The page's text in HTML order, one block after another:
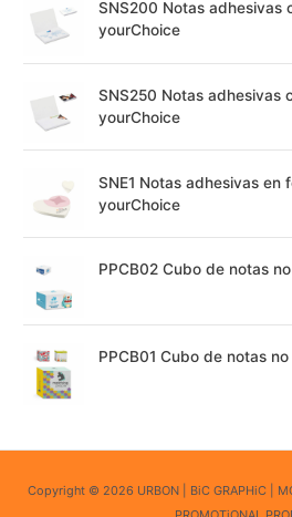
SNS200 Notas adhesivas
yourChoice
SNS250 Notas adhesivas
yourChoice
SNE1 Notas adhesivas en
yourChoice
PPCB02 Cubo de notas
PPCB01 Cubo de notas
Copyright © 2026 URBON | BiC GRAPHiC |